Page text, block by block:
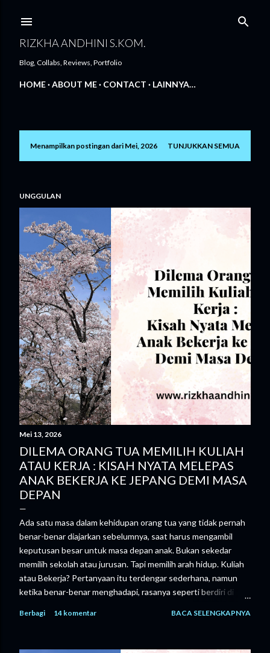
RIZKHA ANDHINI S.KOM.
Blog, Collabs, Reviews, Portfolio
HOME ABOUT ME CONTACT LAINNYA…
P
s
t
n
g
a
n
Menampilkan postingan dari Mei, 2026 TUNJUKKAN SEMUA
UNGGULAN
Mei 13, 2026
DILEMA ORANG TUA MEMILIH KULIAH
ATAU KERJA : KISAH NYATA MELEPAS
ANAK BEKERJA KE JEPANG DEMI MASA
DEPAN
Ada satu masa dalam kehidupan orang tua yang tidak pernah
benar-benar diajarkan sebelumnya, saat harus mengambil
keputusan besar untuk masa depan anak. Bukan sekedar
memilih sekolah atau jurusan. Tapi memilih arah hidup. Kuliah
atau Bekerja? Pertanyaan itu terdengar sederhana, namun
ketika benar-benar menghadapi, rasanya seperti berdiri di
orang tua, tentu kami ingin yang terbaik. Dalam pikiran kami,
peluang kerja dianggap lebih terbuka, masa depan terlihat
Berbagi 14 komentar BACA SELENGKAPNYA